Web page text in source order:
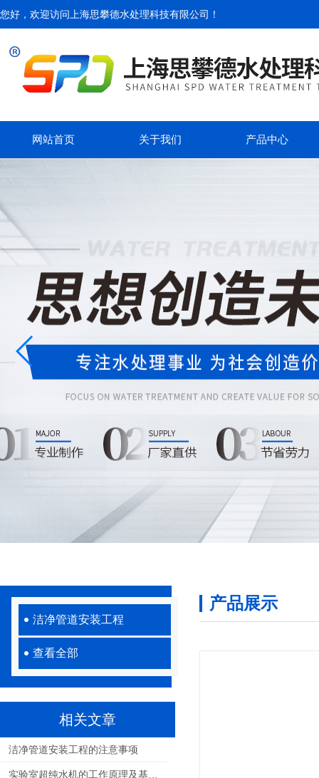
您好，欢迎访问 上海思攀德水处理科技有限公司 ！
网站首页 关于我们 产品中心
洁净管道安装工程
查看全部
相关文章
洁净管道安装工程的注意事项
产品展示